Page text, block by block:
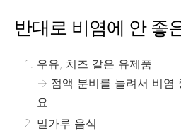
반대로 비염에 안 좋
우유, 치즈 같은 유제품
→ 점액 분비를 늘려서 비염
요
밀가루 음식